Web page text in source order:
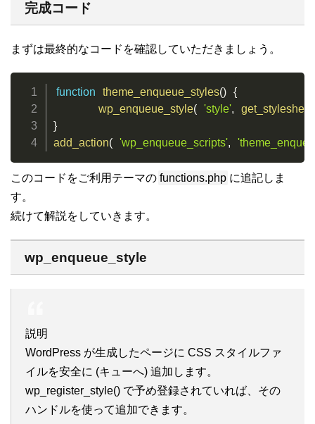
完成コード
まずは最終的なコードを確認していただきましょう。
function theme_enqueue_styles()
{
wp_enqueue_style( 'style',
}
add_action( 'wp_enqueue_scripts',
このコードをご利用テーマの functions.php に追記しま
す。
続けて解説をしていきます。
wp_enqueue_style
説明
WordPress が生成したページに CSS スタイルファ
イルを安全に (キューへ) 追加します。
wp_register_style() で予め登録されていれば、その
ハンドルを使って追加できます。